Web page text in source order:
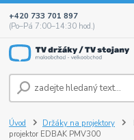
+420 733 701 897
(Po–Pá 7:00–14:30 hod.)
Úvod Držáky na projektory
projektor EDBAK PMV300